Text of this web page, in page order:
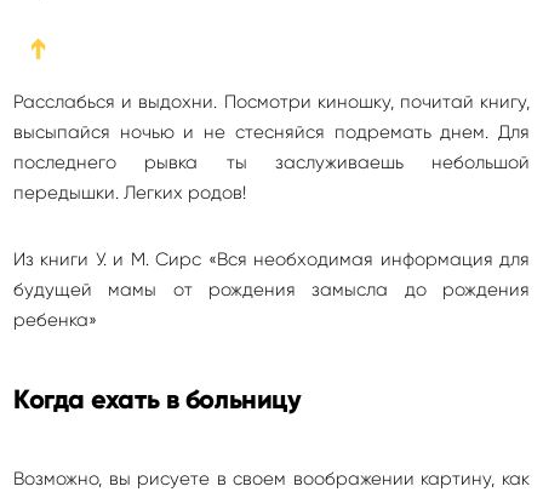
➔
Расслабься и выдохни. Посмотри киношку, почитай книгу,
высыпайся ночью и не стесняйся подремать днем. Для
последнего рывка ты заслуживаешь небольшой
передышки. Легких родов!
Из книги У. и М. Сирс «Вся необходимая информация для
будущей мамы от рождения замысла до рождения
ребенка»
Когда ехать в больницу
Возможно, вы рисуете в своем воображении картину, как